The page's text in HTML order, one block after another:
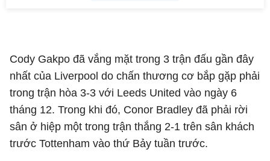
Cody Gakpo đã vắng mặt trong 3 trận đấu gần đây
nhất của Liverpool do chấn thương cơ bắp gặp phải
trong trận hòa 3-3 với Leeds United vào ngày 6
tháng 12. Trong khi đó, Conor Bradley đã phải rời
sân ở hiệp một trong trận thắng 2-1 trên sân khách
trước Tottenham vào thứ Bảy tuần trước.